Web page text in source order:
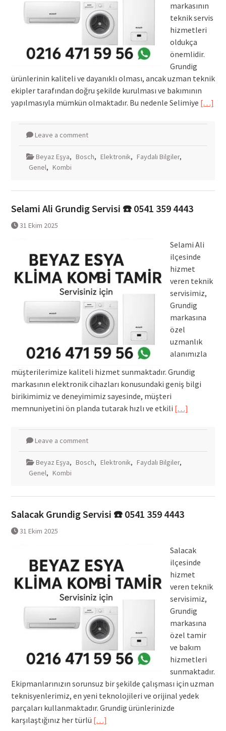
markasının
teknik servis
hizmetleri
oldukça
önemlidir.
Grundig
ürünlerinin kaliteli ve dayanıklı olması, ancak uzman teknik
ekipler tarafından doğru şekilde kurulması ve bakımının
yapılmasıyla mümkün olmaktadır. Bu nedenle Selimiye […]
Leave a comment
Beyaz Eşya, Bosch, Elektronik, Faydalı Bilgiler,
Genel, Kombi
Selami Ali Grundig Servisi ☎️ 0541 359 4443
31 Ekim 2025
Selami Ali
ilçesinde
hizmet
veren teknik
servisimiz,
Grundig
markasına
özel
uzmanlık
alanımızla
müşterilerimize kaliteli hizmet sunmaktadır. Grundig
markasının elektronik cihazları konusundaki geniş bilgi
birikimimiz ve deneyimimiz sayesinde, müşteri
memnuniyetini ön planda tutarak hızlı ve etkili […]
Leave a comment
Beyaz Eşya, Bosch, Elektronik, Faydalı Bilgiler,
Genel, Kombi
Salacak Grundig Servisi ☎️ 0541 359 4443
31 Ekim 2025
Salacak
ilçesinde
hizmet
veren teknik
servisimiz,
Grundig
markasına
özel tamir
ve bakım
hizmetleri
sunmaktadır.
Ekipmanlarınızın sorunsuz bir şekilde çalışması için uzman
teknisyenlerimiz, en yeni teknolojileri ve orijinal yedek
parçaları kullanmaktadır. Grundig ürünlerinizde
karşılaştığınız her türlü […]